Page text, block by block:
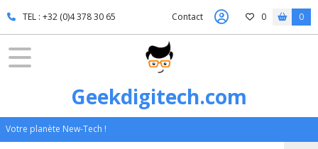
TEL : +32 (0)4 378 30 65 Contact 0 0
Geekdigitech.com
Votre planète New-Tech !